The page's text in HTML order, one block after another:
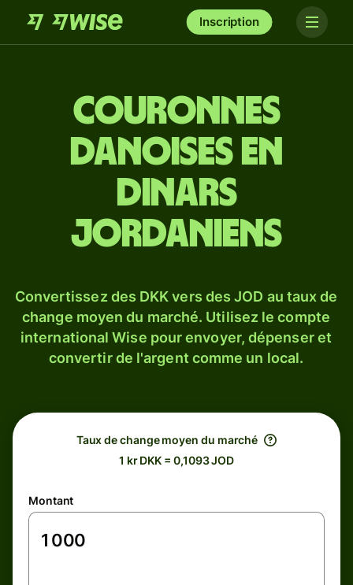
Inscription
Couronnes
danoises en
dinars
jordaniens
Convertissez des DKK vers des JOD au taux de
change moyen du marché. Utilisez le compte
international Wise pour envoyer, dépenser et
convertir de l'argent comme un local.
Taux de change moyen du marché
1 kr DKK = 0,1093 JOD
Montant